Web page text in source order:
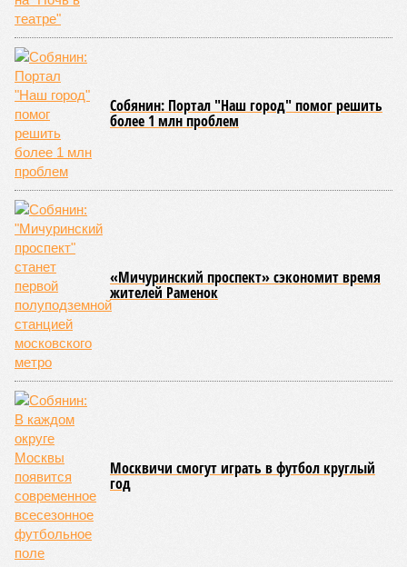
Собянин: Портал "Наш город" помог решить
более 1 млн проблем
«Мичуринский проспект» сэкономит время
жителей Раменок
Москвичи смогут играть в футбол круглый
год